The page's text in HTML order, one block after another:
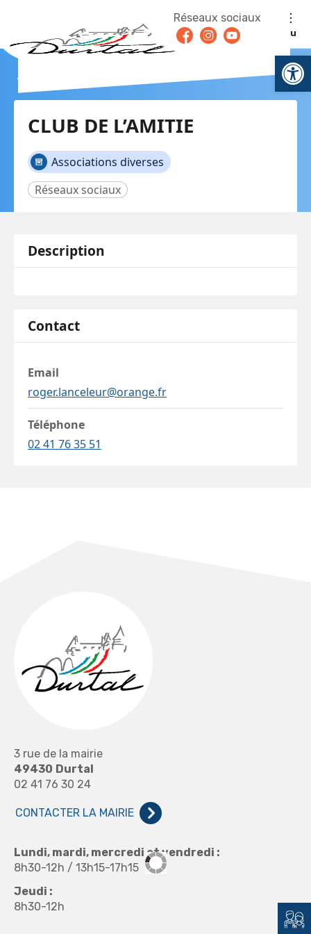
Menu
Réseaux sociaux
FacebookInstagram
Youtube
CLUB DE L’AMITIE
Associations diverses
Réseaux sociaux
Description
Contact
Email
roger.lanceleur@orange.fr
Téléphone
02 41 76 35 51
3 rue de la mairie
49430 Durtal
02 41 76 30 24
CONTACTER LA MAIRIE
Lundi, mardi, mercredi et vendredi :
8h30-12h / 13h15-17h15
Jeudi :
8h30-12h